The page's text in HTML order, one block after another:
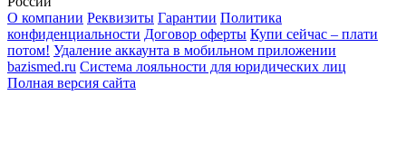
О компании Реквизиты Гарантии Политика
конфиденциальности Договор оферты Купи сейчас – плати
потом! Удаление аккаунта в мобильном приложении
bazismed.ru Система лояльности для юридических лиц
Полная версия сайта